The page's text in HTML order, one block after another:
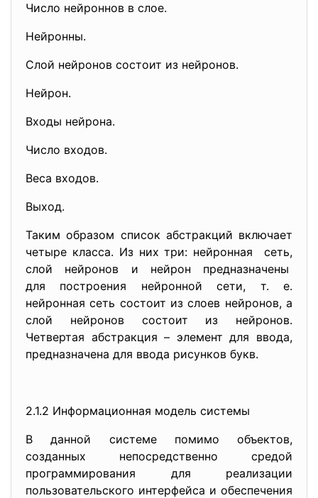
Число нейроннов в слое.
Нейронны.
Слой нейронов состоит из нейронов.
Нейрон.
Входы нейрона.
Число входов.
Веса входов.
Выход.
Таким образом список абстракций включает
четыре класса. Из них три: нейронная сеть,
слой нейронов и нейрон предназначены
для построения нейронной сети, т. е.
нейронная сеть состоит из слоев нейронов, а
слой нейронов состоит из нейронов.
Четвертая абстракция – элемент для ввода,
предназначена для ввода рисунков букв.
2.1.2 Информационная модель системы
В данной системе помимо объектов,
созданных непосредственно средой
программирования для реализации
пользовательского интерфейса и обеспечения